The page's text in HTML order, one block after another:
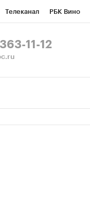
Телеканал РБК Вино
11-12